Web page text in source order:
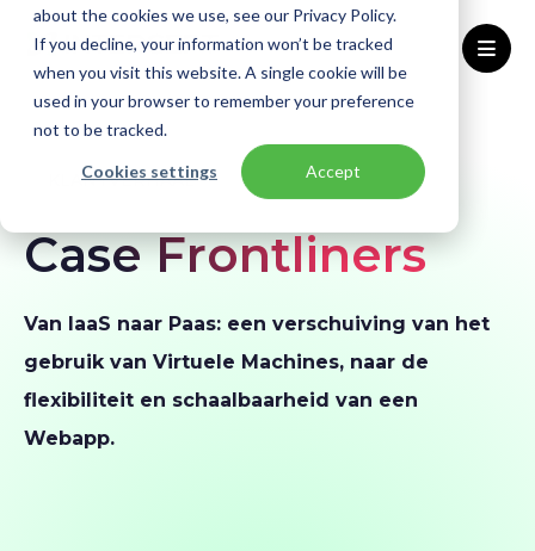
about the cookies we use, see our Privacy Policy.
If you decline, your information won’t be tracked
when you visit this website. A single cookie will be
used in your browser to remember your preference
not to be tracked.
Cookies settings Accept
Home Klantverhalen Frontliners
KLANTVERHAAL
Case Frontliners
Van IaaS naar Paas: een verschuiving van het
gebruik van Virtuele Machines, naar de
flexibiliteit en schaalbaarheid van een
Webapp.